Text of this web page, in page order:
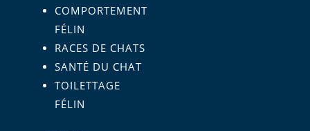
COMPORTEMENT
FÉLIN
RACES DE CHATS
SANTÉ DU CHAT
TOILETTAGE
FÉLIN